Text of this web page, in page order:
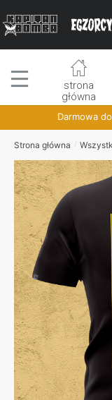
to
to
strona
główna
Darmowa
Strona główna /